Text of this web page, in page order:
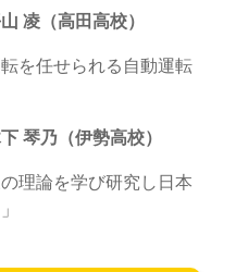
凌（高田高校）
を任せられる自動運転
琴乃（伊勢高校）
理論を学び研究し日本